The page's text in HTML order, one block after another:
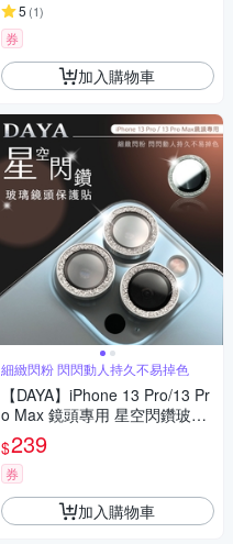
5 (1)
券
加入購物車
細緻閃粉 閃閃動人持久不易掉色
【DAYA】iPhone 13 Pro/13 Pr
o Max 鏡頭專用 星空閃鑽玻璃
鏡頭保護貼膜
$239
券
加入購物車